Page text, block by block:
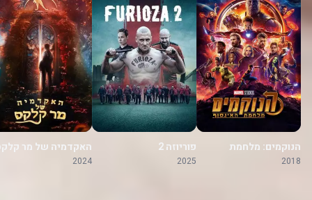
הנוקמים: מלחמת
האינסוף
2018
פוריוזה 2
2025
האקדמיה של מר
2024